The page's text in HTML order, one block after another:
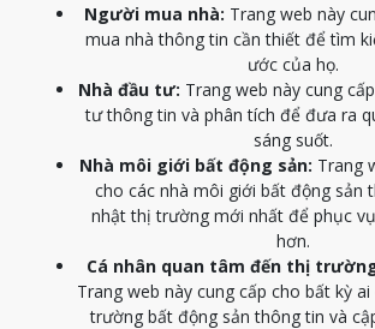
Người mua nhà: Trang web này
mua nhà thông tin cần thiết để tìm
ước của họ.
Nhà đầu tư: Trang web này cung
tư thông tin và phân tích để đưa ra
sáng suốt.
Nhà môi giới bất động sản: Trang
cho các nhà môi giới bất động sản
nhật thị trường mới nhất để phục
hơn.
Cá nhân quan tâm đến thị
Trang web này cung cấp cho bất kỳ
trường bất động sản thông tin và